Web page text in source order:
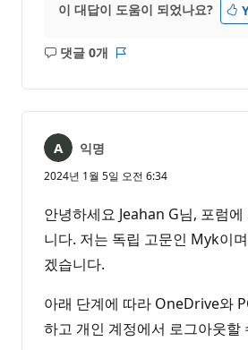
이 대답이 도움이 되었나요?
댓글 0개
설
음
익명
2024년 1월 5일 오전 6:34
안녕하세요 Jeahan G님, 포럼
니다. 저는 독립 고문인 Myk이
겠습니다.
아래 단계에 따라 OneDrive와
하고 개인 계정에서 로그아웃할